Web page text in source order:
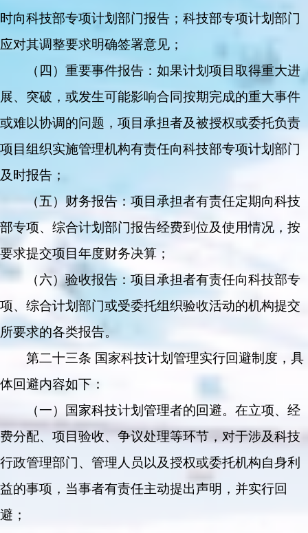
时向科技部专项计划部门报告；科技部专项计划部门
应对其调整要求明确签署意见；
（四）重要事件报告：如果计划项目取得重大进
展、突破，或发生可能影响合同按期完成的重大事件
或难以协调的问题，项目承担者及被授权或委托负责
项目组织实施管理机构有责任向科技部专项计划部门
及时报告；
（五）财务报告：项目承担者有责任定期向科技
部专项、综合计划部门报告经费到位及使用情况，按
要求提交项目年度财务决算；
（六）验收报告：项目承担者有责任向科技部专
项、综合计划部门或受委托组织验收活动的机构提交
所要求的各类报告。
第二十三条 国家科技计划管理实行回避制度，具
体回避内容如下：
（一）国家科技计划管理者的回避。在立项、经
费分配、项目验收、争议处理等环节，对于涉及科技
行政管理部门、管理人员以及授权或委托机构自身利
益的事项，当事者有责任主动提出声明，并实行回
避；